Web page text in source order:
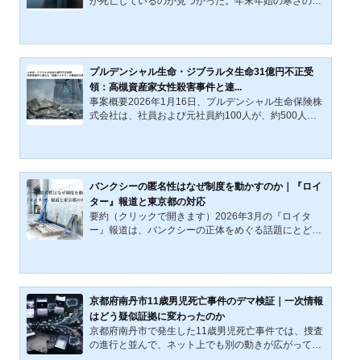
が、性的姿態撮影処罰法違...
か。事件発覚後、SNS上では「生活保護の申請を却下
されたことが原因で心中に至った」といった趣旨の情
報が急速に拡散した。しかし福岡市は、これらの情報
について事実ではないと否定し、2026年1月13日、市
の公式ホームページおよび公式X（旧Twitter）アカウ
ント等を通じて、当該投稿に関する発信者情報の開示
請求手続きを進める方針を...
プルデンシャル生命・ジブラルタ生命31億円不正受
領：高槻資産家女性殺害事件と連...
事案概要2026年1月16日、プルデンシャル生命保険株
式会社は、社員および元社員約100人が、約500人の
るジブラルタ生命保険においても、元社員による約58
00万円の金銭不正受領が発覚し、謝罪が表明された。
これら100人規模、総額32億円に迫る不祥事は、単な
る個人の逸脱を超え、同グループのビジネスモデルお
よびガバナンスの根底に潜む「構造的欠陥」を浮き彫
りにしている。過去の事例との連続性：『高槻資産家
女性殺害事件』という「...
バンクシーの匿名性はなぜ制度を動かすのか｜『ロイ
ター』報道と東京都の対応
要約（クリックで開きます）2026年3月の『ロイタ
ー』報道は、バンクシーの正体をめぐる話題にとどま
年に東京都が『日の出駅』近くの防潮扉を取り外して
保管した対応も、同じ問題を映し出している。無名の
落書きは消されるのに、バンクシーの可能性が生じた
瞬間、それは保全の対象へ変わる。本稿は、その反転
の背後で制度が何に反応したのかを考える。本稿が問
うのは、バンクシーの正体そのものではない。問われ
ているのは、匿名のま...
京都府南丹市11歳男児死亡事件のデマ検証｜一次情報
はどう疑似証拠に変わったのか
京都府南丹市で発生した11歳男児死亡事件では、捜査
の進行と並んで、ネット上でも別の動きが広がってい